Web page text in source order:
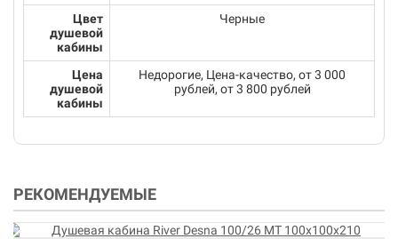
Цвет
душевой
кабины
Черные
Цена
душевой
кабины
Недорогие, Цена-качество, от 3 000
рублей, от 3 800 рублей
РЕКОМЕНДУЕМЫЕ